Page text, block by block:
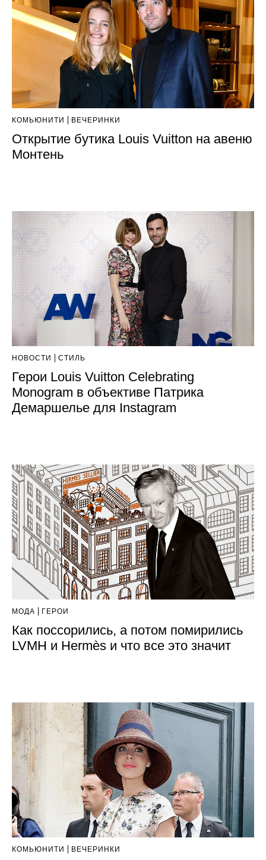
КОМЬЮНИТИ ВЕЧЕРИНКИ
Открытие бутика Louis Vuitton на авеню
Монтень
НОВОСТИ СТИЛЬ
Герои Louis Vuitton Celebrating
Monogram в объективе Патрика
Демаршелье для Instagram
МОДА ГЕРОИ
Как поссорились, а потом помирились
LVMH и Hermès и что все это значит
КОМЬЮНИТИ ВЕЧЕРИНКИ